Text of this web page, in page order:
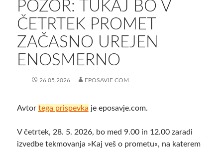
POZOR: TUKAJ BO V
ČETRTEK PROMET
ZAČASNO UREJEN
ENOSMERNO
26.05.2026 EPOSAVJE.COM
Avtor tega prispevka je eposavje.com.
V četrtek, 28. 5. 2026, bo med 9.00 in 12.00 zaradi
izvedbe tekmovanja »Kaj veš o prometu«, na katerem